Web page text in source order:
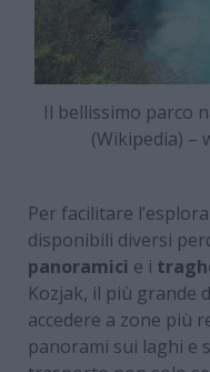
Il bellissimo parco
(Wikipedia) –
Per facilitare
disponibili diversi
panoramici e i
Kozjak, il più grande
accedere a zone più
panorami sui laghi e